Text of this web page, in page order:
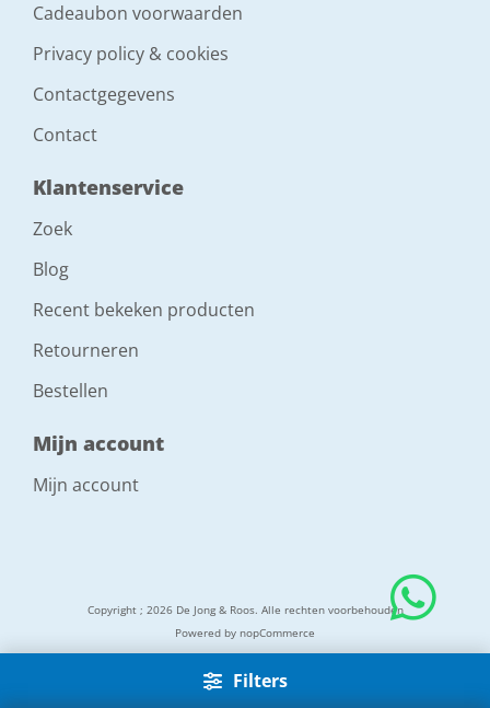
Filters
Cadeaubon voorwaarden
Privacy policy & cookies
Contactgegevens
Contact
Klantenservice
Zoek
Blog
Recent bekeken producten
Retourneren
Bestellen
Mijn account
Mijn account
Copyright ; 2026 De Jong & Roos. Alle rechten voorbehouden
Powered by nopCommerce